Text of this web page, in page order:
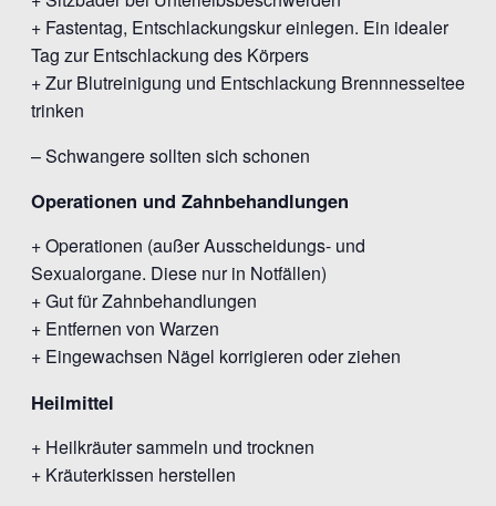
+ Fastentag, Entschlackungskur einlegen. Ein idealer
Tag zur Entschlackung des Körpers
+ Zur Blutreinigung und Entschlackung Brennnesseltee
trinken
– Schwangere sollten sich schonen
Operationen und Zahnbehandlungen
+ Operationen (außer Ausscheidungs- und
Sexualorgane. Diese nur in Notfällen)
+ Gut für Zahnbehandlungen
+ Entfernen von Warzen
+ Eingewachsen Nägel korrigieren oder ziehen
Heilmittel
+ Heilkräuter sammeln und trocknen
+ Kräuterkissen herstellen